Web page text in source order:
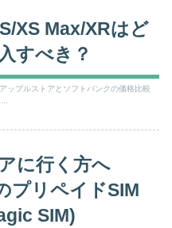
XS Max/XRはど
すべき？
ップルストアとソフトバンクの価格比較
に行く方へ
プリペイドSIM
SIM)